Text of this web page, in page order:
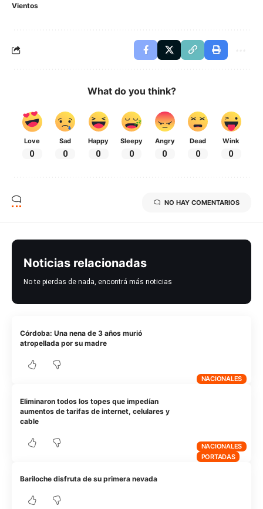
Vientos
What do you think?
Love
0
Sad
0
Happy
0
Sleepy
0
Angry
0
Dead
0
Wink
0
NO HAY COMENTARIOS
Noticias relacionadas
No te pierdas de nada, encontrá más noticias
NACIONALES
Córdoba: Una nena de 3 años murió
atropellada por su madre
NACIONALES
PORTADAS
Eliminaron todos los topes que impedían
aumentos de tarifas de internet, celulares y
cable
Bariloche disfruta de su primera nevada